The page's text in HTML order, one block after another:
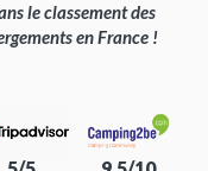
le classement des
en France !